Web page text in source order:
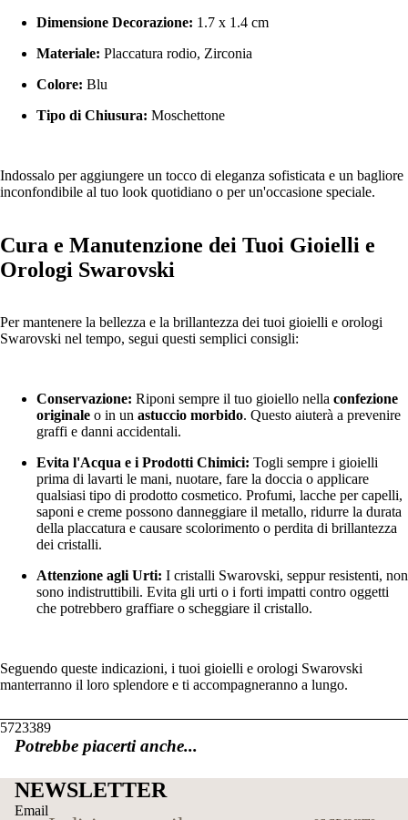
Dimensione Decorazione: 1.7 x 1.4 cm
Materiale: Placcatura rodio, Zirconia
Colore: Blu
Tipo di Chiusura: Moschettone
Indossalo per aggiungere un tocco di eleganza sofisticata e un bagliore
inconfondibile al tuo look quotidiano o per un'occasione speciale.
Cura e Manutenzione dei Tuoi Gioielli e
Orologi Swarovski
Per mantenere la bellezza e la brillantezza dei tuoi gioielli e orologi
Swarovski nel tempo, segui questi semplici consigli:
Conservazione: Riponi sempre il tuo gioiello nella confezione
originale o in un astuccio morbido. Questo aiuterà a prevenire
graffi e danni accidentali.
Evita l'Acqua e i Prodotti Chimici: Togli sempre i gioielli
prima di lavarti le mani, nuotare, fare la doccia o applicare
qualsiasi tipo di prodotto cosmetico. Profumi, lacche per capelli,
saponi e creme possono danneggiare il metallo, ridurre la durata
della placcatura e causare scolorimento o perdita di brillantezza
dei cristalli.
Attenzione agli Urti: I cristalli Swarovski, seppur resistenti, non
sono indistruttibili. Evita gli urti o i forti impatti contro oggetti
che potrebbero graffiare o scheggiare il cristallo.
Seguendo queste indicazioni, i tuoi gioielli e orologi Swarovski
manterranno il loro splendore e ti accompagneranno a lungo.
5723389
Potrebbe piacerti anche...
NEWSLETTER
Email